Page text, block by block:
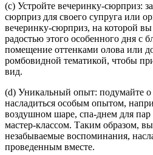
(c) Устройте вечеринку-сюрприз:
сюрприз для своего супруга или
вечеринку-сюрприз, на которой вы
радостью этого особенного дня с
помещение оттенками олова или
ромбовидной тематикой, чтобы
вид.
(d) Уникальный опыт: подумайте о
насладиться особым опытом,
воздушном шаре, спа-днем для
мастер-классом. Таким образом,
незабываемые воспоминания,
проведенным вместе.